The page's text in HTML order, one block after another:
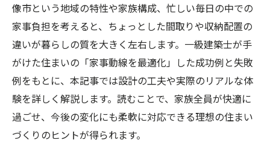
像市という地域の特性や家族構成、忙しい毎日の中での
家事負担を考えると、ちょっとした間取りや収納配置の
違いが暮らしの質を大きく左右します。一級建築士が手
がけた住まいの「家事動線を最適化」した成功例と失敗
例をもとに、本記事では設計の工夫や実際のリアルな体
験を詳しく解説します。読むことで、家族全員が快適に
過ごせ、今後の変化にも柔軟に対応できる理想の住まい
づくりのヒントが得られます。